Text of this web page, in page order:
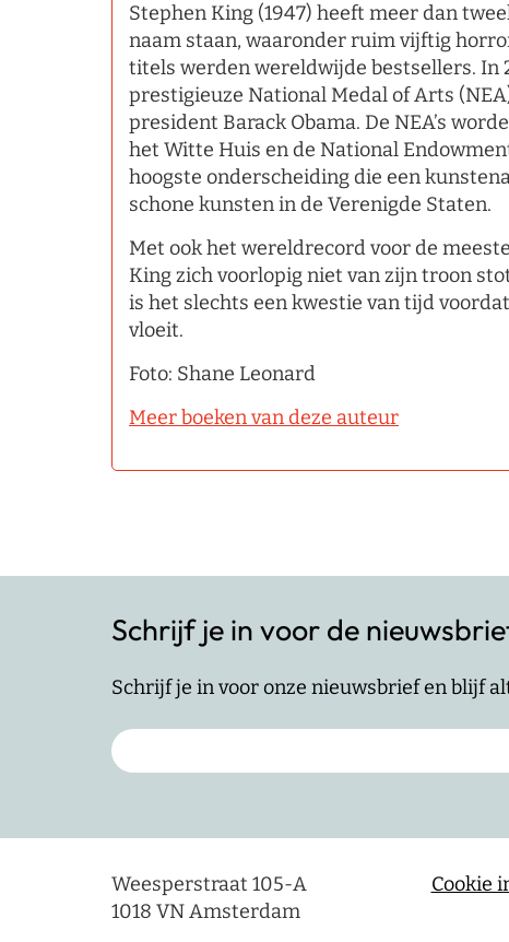
Stephen King (1947) heeft meer dan
naam staan, waaronder ruim vijftig
titels werden wereldwijde bestsellers. In
prestigieuze National Medal of Arts
president Barack Obama. De NEA’s
het Witte Huis en de National
hoogste onderscheiding die een
schone kunsten in de Verenigde Staten.
Met ook het wereldrecord voor de
King zich voorlopig niet van zijn troon
is het slechts een kwestie van tijd
vloeit.
Foto: Shane Leonard
Meer boeken van deze auteur
Schrijf je in voor de
Schrijf je in voor onze nieuwsbrief en blijf
Weesperstraat 105-A
1018 VN Amsterdam
Cookie